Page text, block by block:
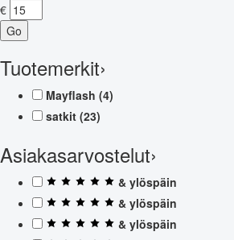
€
Go
Tuotemerkit›
Mayflash (4)
satkit (23)
Asiakasarvostelut›
& ylöspäin
& ylöspäin
& ylöspäin